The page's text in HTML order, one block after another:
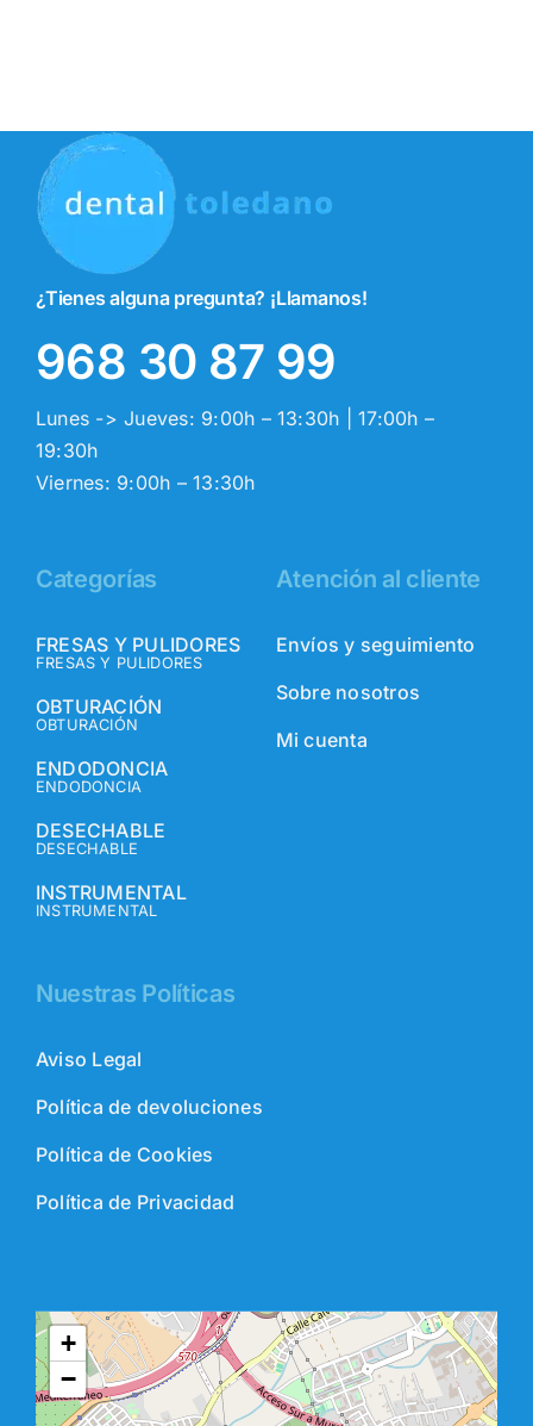
¿Tienes alguna pregunta? ¡Llamanos!
968 30 87 99
Lunes -> Jueves: 9:00h – 13:30h | 17:00h –
19:30h
Viernes: 9:00h – 13:30h
Categorías
FRESAS Y PULIDORES
FRESAS Y PULIDORES
OBTURACIÓN
OBTURACIÓN
ENDODONCIA
ENDODONCIA
DESECHABLE
DESECHABLE
INSTRUMENTAL
INSTRUMENTAL
Atención al cliente
Envíos y seguimiento
Sobre nosotros
Mi cuenta
Nuestras Políticas
Aviso Legal
Política de devoluciones
Política de Cookies
Política de Privacidad
+
−